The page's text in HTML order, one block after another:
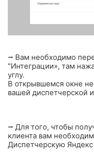
⭢ Вам необходимо
"Интеграции», там
углу.
В открывшемся окне
вашей диспетчерской
⭢ Для того, чтобы
клиента вам
Диспетчерскую